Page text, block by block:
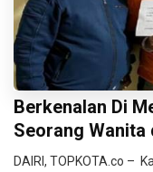
Berkenalan Di
Seorang Wanita
DAIRI, TOPKOTA.co –